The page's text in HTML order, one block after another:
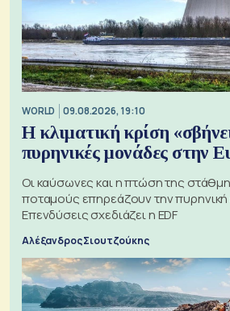
WORLD 09.08.2026, 19:10
Η κλιματική κρίση
πυρηνικές μονάδες στην
Οι καύσωνες και η πτώση της
ποταμούς επηρεάζουν την πυρηνική
Επενδύσεις σχεδιάζει η EDF
Αλέξανδρος Σιουτζούκης